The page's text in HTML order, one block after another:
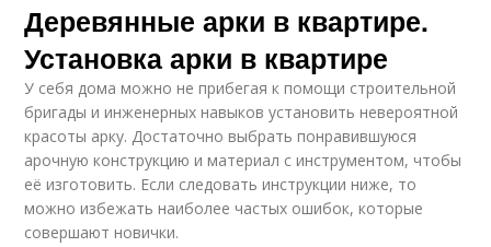
Деревянные арки в квартире.
Установка арки в квартире
У себя дома можно не прибегая к помощи строительной
бригады и инженерных навыков установить невероятной
красоты арку. Достаточно выбрать понравившуюся
арочную конструкцию и материал с инструментом, чтобы
её изготовить. Если следовать инструкции ниже, то
можно избежать наиболее частых ошибок, которые
совершают новички.